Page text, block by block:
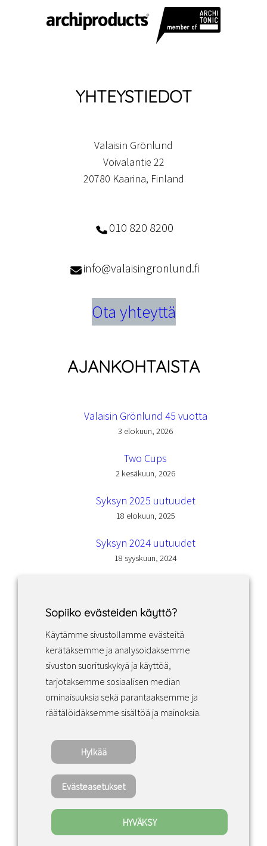
YHTEYSTIEDOT
Valaisin Grönlund
Voivalantie 22
20780 Kaarina, Finland
010 820 8200
info@valaisingronlund.fi
Ota yhteyttä
AJANKOHTAISTA
Valaisin Grönlund 45 vuotta
3 elokuun, 2026
Two Cups
2 kesäkuun, 2026
Syksyn 2025 uutuudet
18 elokuun, 2025
Syksyn 2024 uutuudet
18 syyskuun, 2024
Facebook Instagram LinkedIn
Sopimusehdot
Copyright ©2022 · Valaisin Grönlund – All
Rights Reserved
Sopiiko evästeiden käyttö?
Käytämme sivustollamme evästeitä
kerätäksemme ja analysoidaksemme
sivuston suorituskykyä ja käyttöä,
tarjotaksemme sosiaalisen median
ominaisuuksia sekä parantaaksemme ja
räätälöidäksemme sisältöä ja mainoksia.
Hylkää
Evästeasetukset
HYVÄKSY